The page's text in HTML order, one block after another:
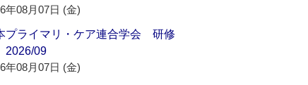
年08月07日 (金)
プライマリ・ケア連合学会 研修
09
年08月07日 (金)